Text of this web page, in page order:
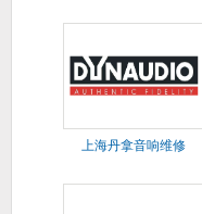
上海丹拿音响维修